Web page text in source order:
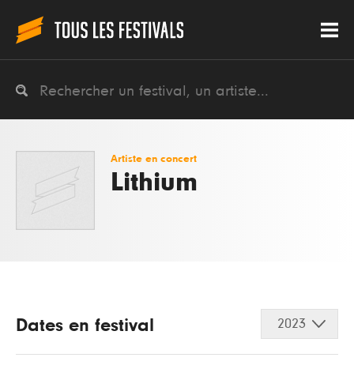
Artiste en concert
Lithium
Dates en festival 2023